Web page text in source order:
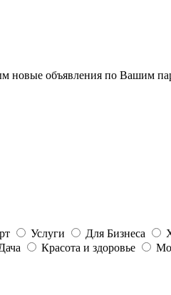
новые объявления по Вашим
Услуги Для Бизнеса
Красота и здоровье